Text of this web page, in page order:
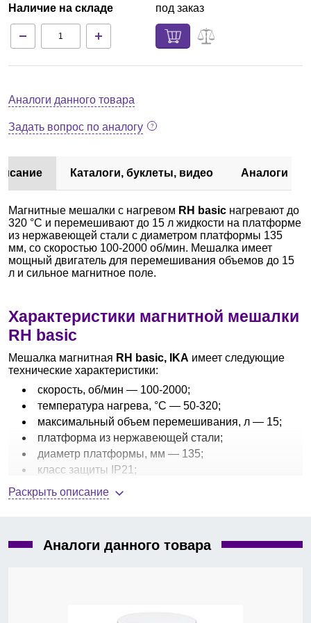
Наличие на складе под заказ
Аналоги данного товара
Задать вопрос по аналогу
Каталоги, буклеты, видео Аналоги
Магнитные мешалки с нагревом RH basic нагревают до
320 °C и перемешивают до 15 л жидкости на платформе
из нержавеющей стали с диаметром платформы 135
мм, со скоростью 100-2000 об/мин. Мешалка имеет
мощный двигатель для перемешивания объемов до 15
л и сильное магнитное поле.
Характеристики магнитной мешалки
RH basic
Мешалка магнитная RH basic, IKA имеет следующие
технические характеристики:
скорость, об/мин — 100-2000;
температура нагрева, °С — 50-320;
максимальный объем перемешивания, л — 15;
платформа из нержавеющей стали;
диаметр платформы, мм — 135;
класс защиты IP21;
термометраETS-D5
штатива;
Раскрыть описание
Аналоги данного товара